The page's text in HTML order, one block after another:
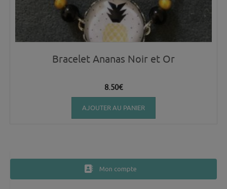
Bracelet Ananas Noir et Or
8.50€
AJOUTER AU PANIER
Mon compte